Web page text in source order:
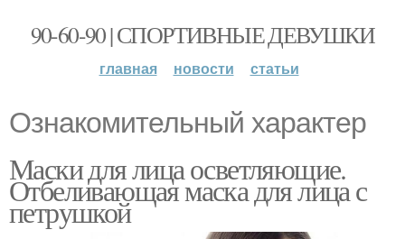
90-60-90 | СПОРТИВНЫЕ ДЕВУШКИ
главная новости статьи
Ознакомительный характер
Маски для лица осветляющие.
Отбеливающая маска для лица с
петрушкой